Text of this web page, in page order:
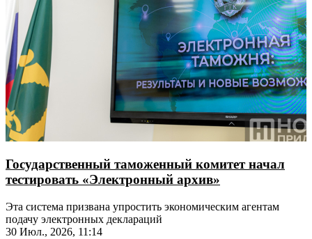
Государственный таможенный комитет начал
тестировать «Электронный архив»
Эта система призвана упростить экономическим агентам
подачу электронных деклараций
30 Июл., 2026, 11:14